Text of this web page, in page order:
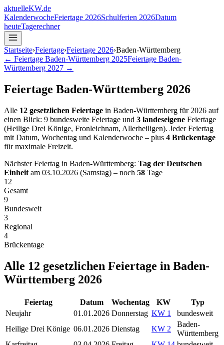
aktuelleKW.de
KalenderwocheFeiertage 2026Schulferien 2026Datum
heuteTagerechner
Startseite›Feiertage›Feiertage 2026›Baden-Württemberg
← Feiertage Baden-Württemberg 2025Feiertage Baden-
Württemberg 2027 →
Feiertage Baden-Württemberg 2026
Alle 12 gesetzlichen Feiertage in Baden-Württemberg für 2026 auf
einen Blick: 9 bundesweite Feiertage und 3 landeseigene Feiertage
(Heilige Drei Könige, Fronleichnam, Allerheiligen). Jeder Feiertag
mit Datum, Wochentag und Kalenderwoche – plus 4 Brückentage
für maximale Freizeit.
Nächster Feiertag in Baden-Württemberg: Tag der Deutschen
Einheit am 03.10.2026 (Samstag) – noch 58 Tage
12
Gesamt
9
Bundesweit
3
Regional
4
Brückentage
Alle 12 gesetzlichen Feiertage in Baden-
Württemberg 2026
Feiertag Datum Wochentag KW
Typ
Neujahr
01.01.2026 Donnerstag KW 1
bundesweit
Heilige Drei Könige 06.01.2026 Dienstag KW 2
Baden-
Württemberg